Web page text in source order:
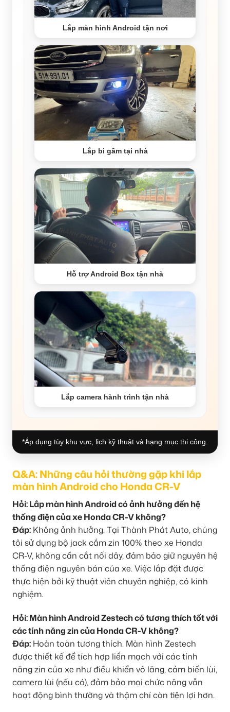
Lắp màn hình Android tận nơi
Lắp bi gầm tại nhà
Hỗ trợ Android Box tận nhà
Lắp camera hành trình tận nhà
*Áp dụng tùy khu vực, lịch kỹ thuật và hạng mục thi công.
Q&A: Những câu hỏi thường gặp khi lắp
màn hình Android cho Honda CR-V
Hỏi: Lắp màn hình Android có ảnh hưởng đến hệ
thống điện của xe Honda CR-V không?
Đáp: Không ảnh hưởng. Tại Thành Phát Auto, chúng
tôi sử dụng bộ jack cắm zin 100% theo xe Honda
CR-V, không cần cắt nối dây, đảm bảo giữ nguyên hệ
thống điện nguyên bản của xe. Việc lắp đặt được
thực hiện bởi kỹ thuật viên chuyên nghiệp, có kinh
nghiệm.
Hỏi: Màn hình Android Zestech có tương thích tốt với
các tính năng zin của Honda CR-V không?
Đáp: Hoàn toàn tương thích. Màn hình Zestech
được thiết kế để tích hợp liền mạch với các tính
năng zin của xe như điều khiển vô lăng, cảm biến lùi,
camera lùi (nếu có), đảm bảo mọi chức năng vẫn
hoạt động bình thường và thậm chí còn tiện lợi hơn.